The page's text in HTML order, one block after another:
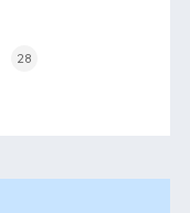
28